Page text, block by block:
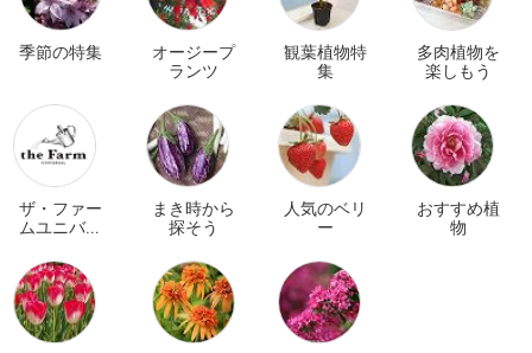
季節の特集
オージープ
ランツ
観葉植物特
集
多肉植物を
楽しもう
ザ・ファー
ムユニバー
イン
まき時から
探そう
人気のベリ
ー
おすすめ植
物